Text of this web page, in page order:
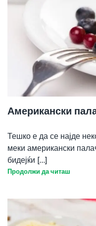
​Американски
Тешко е да се најде
меки американски
бидејќи [...]
Продолжи да читаш